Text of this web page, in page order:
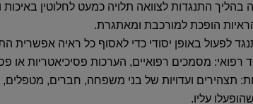
בהליך התנגדות לצוואה תלויה כמעט לחלוטין
הופכת למורכבת ומאתגרת.
לפעול באופן יסודי כדי לאסוף כל ראיה אפשרית
רפואי: מסמכים רפואיים, הערכות פסיכיאטריות או
תצהירים ועדויות של בני משפחה, חברים,
עליו.